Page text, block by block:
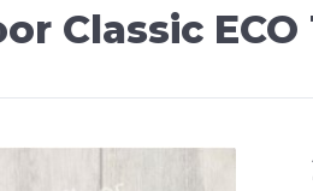
Classic ЕСО